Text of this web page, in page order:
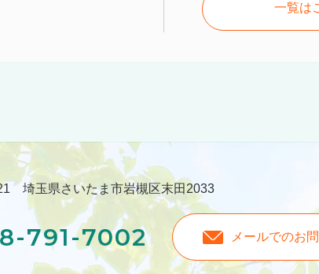
一覧は
埼玉県さいたま市岩槻区末田2033
791-7002 メールでのお